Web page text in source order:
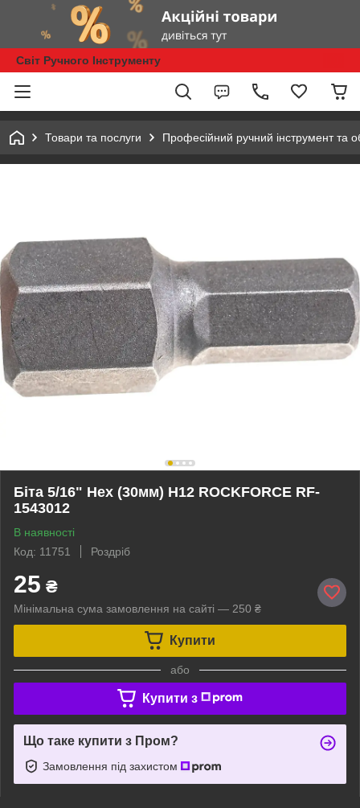
Світ Ручного Інструменту
Товари та послуги Професійний ручний інструмент та
Біта 5/16" Hex (30мм) H12 ROCKFORCE RF-
1543012
В наявності
Код: 11751
Роздріб
25 ₴
Мінімальна сума замовлення на сайті — 250 ₴
Купити
або
Купити з
Що таке купити з Пром?
Замовлення під захистом